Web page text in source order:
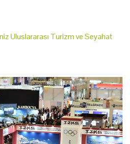
Uluslararası Turizm ve Seyahat